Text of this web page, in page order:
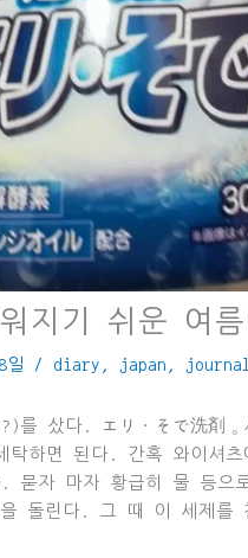
지기 쉬운 여름
일 / diary japan journal
를 샀다. エリ・そで洗剤
하면 된다. 간혹 와이셔츠
묻자 마자 황급히 물 등으
돌린다. 그 때 이 세제를